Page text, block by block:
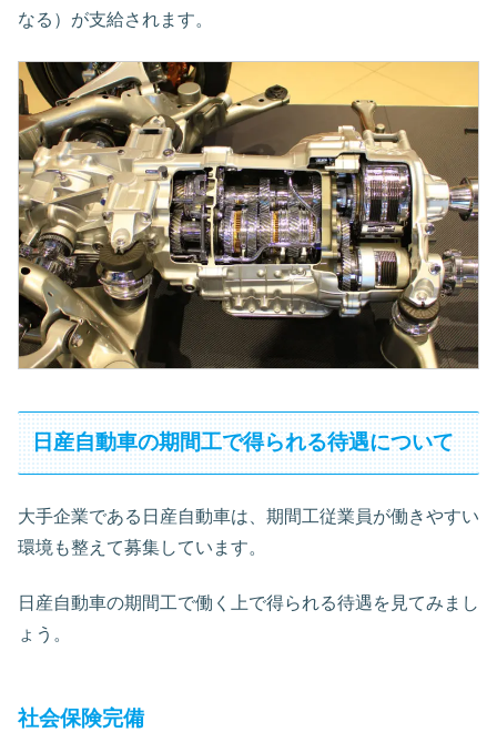
なる）が支給されます。
日産自動車の期間工で得られる待遇について
大手企業である日産自動車は、期間工従業員が働きやすい
環境も整えて募集しています。
日産自動車の期間工で働く上で得られる待遇を見てみまし
ょう。
社会保険完備